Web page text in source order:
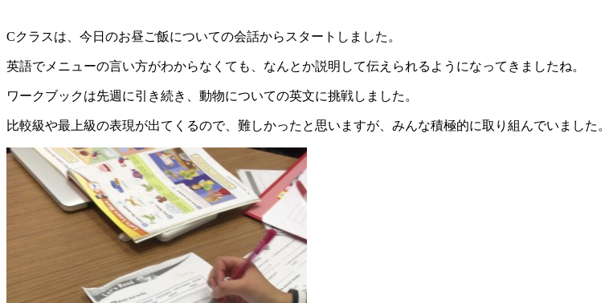
Cクラスは、今日のお昼ご飯についての会話からスタートしました。
英語でメニューの言い方がわからなくても、なんとか説明して伝えられるようになってきましたね。
ワークブックは先週に引き続き、動物についての英文に挑戦しました。
比較級や最上級の表現が出てくるので、難しかったと思いますが、みんな積極的に取り組んでいました。